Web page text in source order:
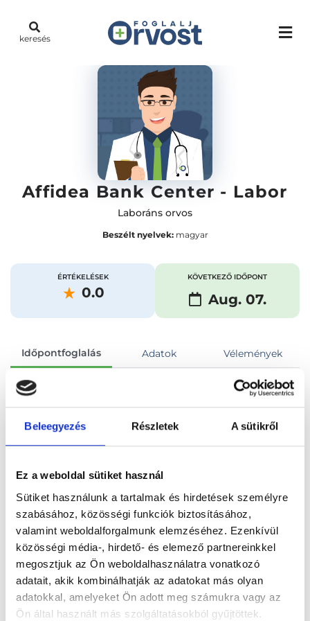
Beleegyezés Részletek A sütikről
Ez a weboldal sütiket használ
Sütiket használunk a tartalmak és hirdetések személyre
szabásához, közösségi funkciók biztosításához,
valamint weboldalforgalmunk elemzéséhez. Ezenkívül
közösségi média-, hirdető- és elemező partnereinkkel
megosztjuk az Ön weboldalhasználatra vonatkozó
adatait, akik kombinálhatják az adatokat más olyan
adatokkal, amelyeket Ön adott meg számukra vagy az
Ön által használt más szolgáltatásokból gyűjtöttek.
keresés
Affidea Bank Center - Labor
Laboráns orvos
Beszélt nyelvek:magyar
ÉRTÉKELÉSEK
0.0
KÖVETKEZŐ IDŐPONT
Aug. 07.
Időpontfoglalás Adatok Vélemények
Összes szakterület Laboratóriumi vizsgálatok
Főoldal Orvosok Laboráns orvos
Laboráns orvos, Budapest, V. kerület
Affidea Bank Center - Labor